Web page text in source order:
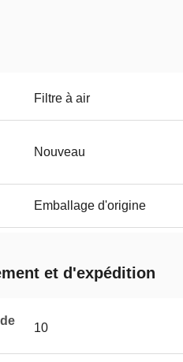
Filtre à air
Nouveau
Emballage d'origine
et d'expédition
10